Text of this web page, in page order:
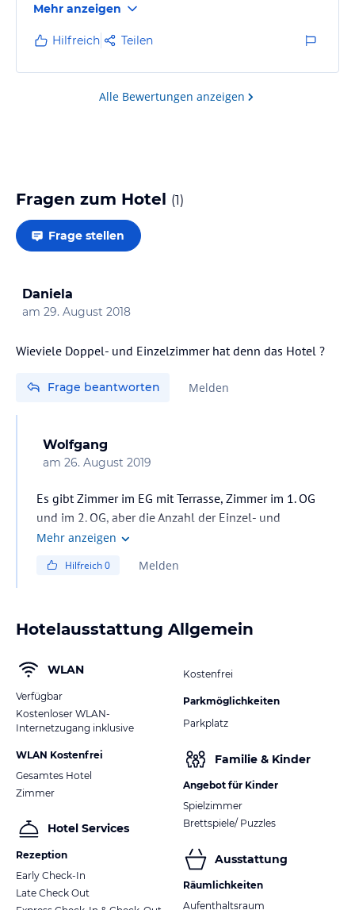
Frühstücksbüffet...sehr vielfältig mit viel Liebe zum
Detail.
Mehr anzeigen
Hilfreich Teilen
Alle Bewertungen anzeigen
Fragen zum Hotel (1)
Frage stellen
Daniela
am 29. August 2018
Wieviele Doppel- und Einzelzimmer hat denn das Hotel ?
Frage beantworten Melden
Wolfgang
am 26. August 2019
Es gibt Zimmer im EG mit Terrasse, Zimmer im 1. OG
und im 2. OG, aber die Anzahl der Einzel- und
Doppelzimmer ist mir nicht bekannt.
Mehr anzeigen
Hilfreich0 Melden
Hotelausstattung Allgemein
WLAN
Verfügbar
Kostenloser WLAN-
Internetzugang inklusive
WLAN Kostenfrei
Gesamtes Hotel
Zimmer
Hotel Services
Rezeption
Early Check-In
Late Check Out
Kostenfrei
Parkmöglichkeiten
Parkplatz
Familie & Kinder
Angebot für Kinder
Spielzimmer
Brettspiele/ Puzzles
Ausstattung
Räumlichkeiten
Aufenthaltsraum